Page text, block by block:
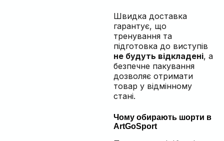
Швидка доставка
гарантує, що
тренування та
підготовка до виступів
не будуть відкладені, а
безпечне пакування
дозволяє отримати
товар у відмінному
стані.
Чому обирають шорти в
ArtGoSport